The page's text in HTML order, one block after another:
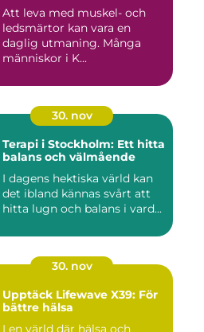
Att leva med muskel- och
ledsmärtor kan vara en
daglig utmaning. Många
människor i K...
30. nov
Terapi i Stockholm: Ett hitta
balans och välmående
I dagens hektiska värld kan
det ibland kännas svårt att
hitta lugn och balans i vard...
30. nov
Upptäck Lifewave X39: För
bättre hälsa
I en värld där hälsa och